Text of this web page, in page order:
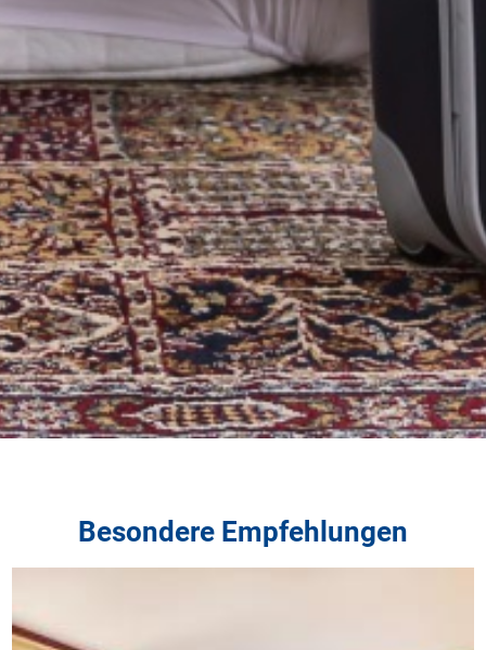
Besondere Empfehlungen